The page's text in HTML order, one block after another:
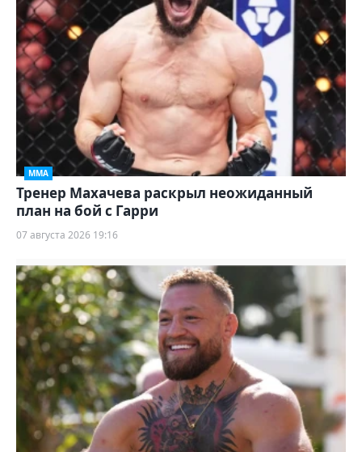
ММА
Тренер Махачева раскрыл неожиданный
план на бой с Гарри
07 августа 2026 19:16